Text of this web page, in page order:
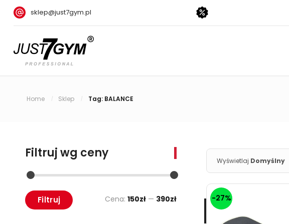
sklep@just7gym.pl
Home / Sklep / Tag: BALANCE
Wyświetlaj Domyślny
-27%
Filtruj wg ceny
Filtruj Cena: 150zł — 390zł